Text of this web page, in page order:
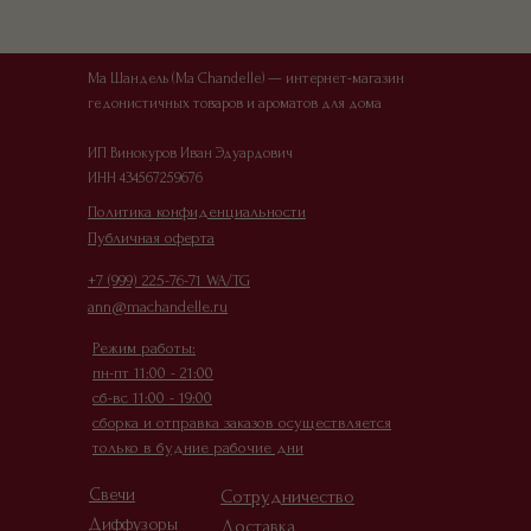
+7 (999) 225-76-71 WA/TG
ann@machandelle.ru
Режим работы:
пн-пт 11:00 - 21:00
сб-вс 11:00 - 19:00
сборка и отправка заказов осуществляется
только в будние рабочие дни
Ма Шандель (Ma Chandelle) — интернет-магазин
гедонистичных товаров и ароматов для дома
ИП Винокуров Иван Эдуардович
ИНН 434567259676
Свечи
Диффузоры
Публичная оферта
Политика конфиденциальности
Сотрудничество
Доставка